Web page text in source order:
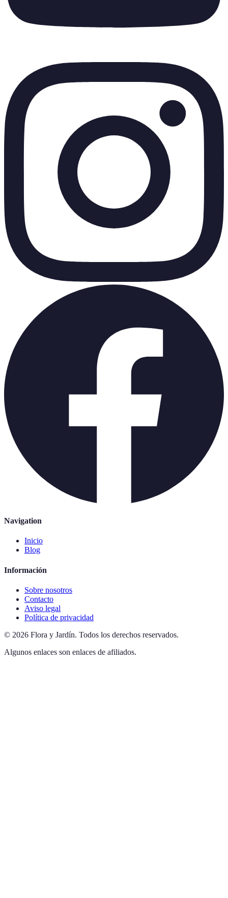
Navigation
Inicio
Blog
Información
Sobre nosotros
Contacto
Aviso legal
Política de privacidad
© 2026 Flora y Jardín. Todos los derechos reservados.
Algunos enlaces son enlaces de afiliados.